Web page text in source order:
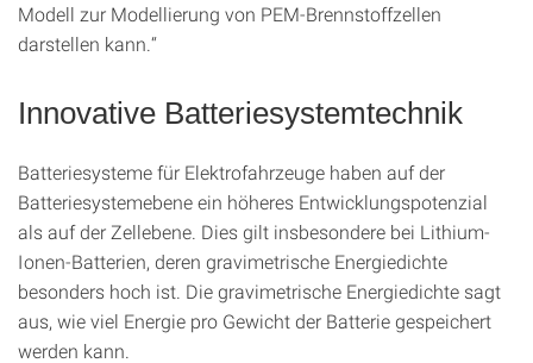
Modell zur Modellierung von PEM-Brennstoffzellen
darstellen kann.“
Innovative Batteriesystemtechnik
Batteriesysteme für Elektrofahrzeuge haben auf der
Batteriesystemebene ein höheres Entwicklungspotenzial
als auf der Zellebene. Dies gilt insbesondere bei Lithium-
Ionen-Batterien, deren gravimetrische Energiedichte
besonders hoch ist. Die gravimetrische Energiedichte sagt
aus, wie viel Energie pro Gewicht der Batterie gespeichert
werden kann.